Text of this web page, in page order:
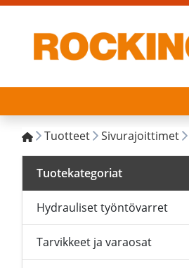
Tuotteet Sivurajoittimet
Tuotekategoriat
Hydrauliset työntövarret
Tarvikkeet ja varaosat